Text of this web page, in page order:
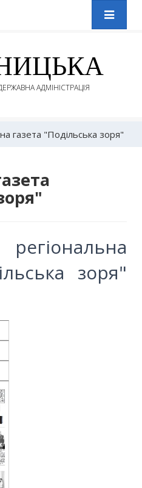
АДМІНІСТРАЦІЯ
газета "Подільська зоря"
зоря"